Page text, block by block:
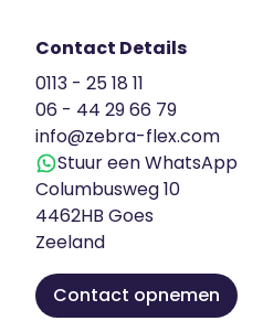
Contact Details
0113 - 25 18 11
06 - 44 29 66 79
info@zebra-flex.com
Stuur een WhatsApp
Columbusweg 10
4462HB Goes
Zeeland
Contact opnemen